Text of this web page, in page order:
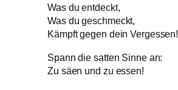
Was du entdeckt,
Was du geschmeckt,
Kämpft gegen dein Vergessen!
Spann die satten Sinne an:
Zu säen und zu essen!